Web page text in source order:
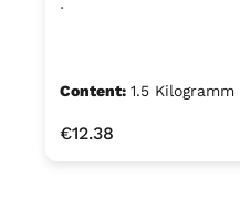
Content: 1.5 Kilogramm
Regular price:
€12.38